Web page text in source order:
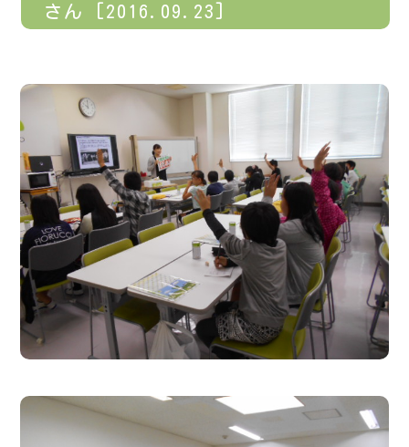
さん [2016.09.23]